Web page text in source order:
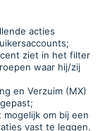
acties
ziet in het filter
waar hij/zij
en Verzuim (MX)
om bij een
vast te leggen.